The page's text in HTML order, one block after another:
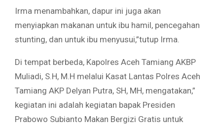
Irma menambahkan, dapur ini juga akan
menyiapkan makanan untuk ibu hamil, pencegahan
stunting, dan untuk ibu menyusui,”tutup Irma.
Di tempat berbeda, Kapolres Aceh Tamiang AKBP
Muliadi, S.H, M.H melalui Kasat Lantas Polres Aceh
Tamiang AKP Delyan Putra, SH, MH, mengatakan,”
kegiatan ini adalah kegiatan bapak Presiden
Prabowo Subianto Makan Bergizi Gratis untuk